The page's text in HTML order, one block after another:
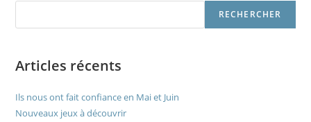
RECHERCHER
Articles récents
Ils nous ont fait confiance en Mai et Juin
Nouveaux jeux à découvrir